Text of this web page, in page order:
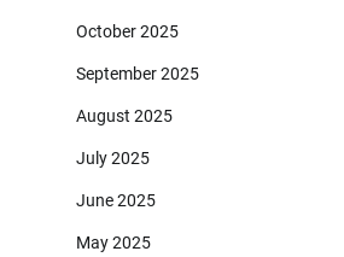
October 2025
September 2025
August 2025
July 2025
June 2025
May 2025